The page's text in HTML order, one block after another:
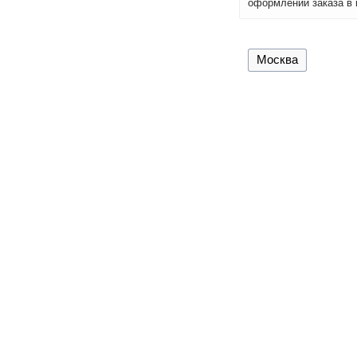
оформлении заказа в
Москва